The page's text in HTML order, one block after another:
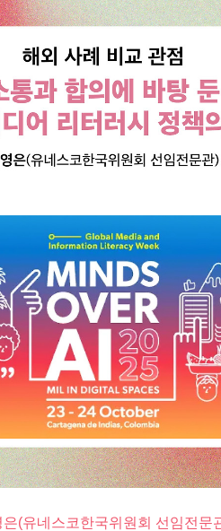
은(유네스코한국위원회 선임전문